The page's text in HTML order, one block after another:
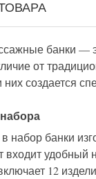
банки —
от
них создается
набор банки
входит удобный
12